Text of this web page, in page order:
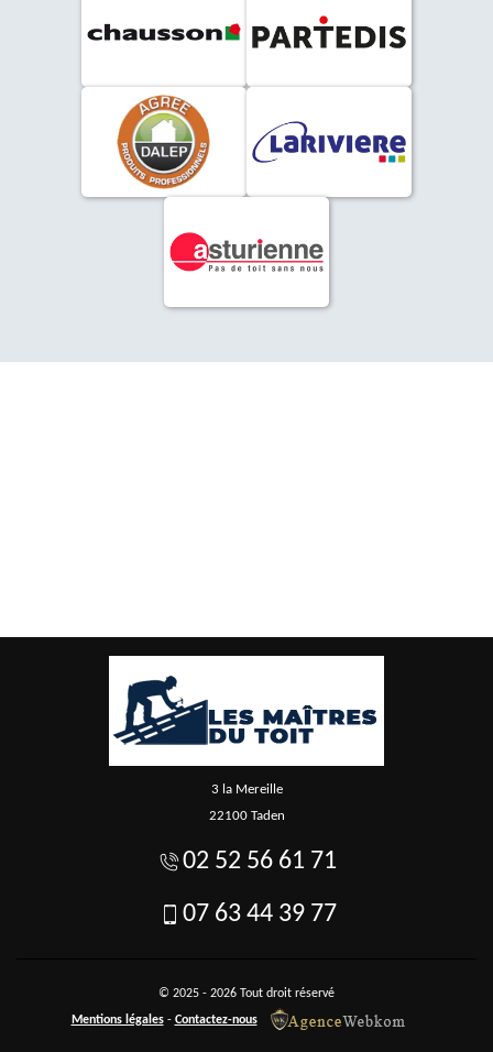
3 la Mereille
22100 Taden
02 52 56 61 71
07 63 44 39 77
© 2025 - 2026 Tout droit réservé
Mentions légales- Contactez-nous